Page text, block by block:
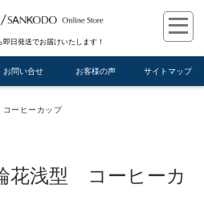
即日発送でお届けいたします！
お問い合せ お客様の声 サイトマップ
コーヒーカップ
浅型 コーヒーカ